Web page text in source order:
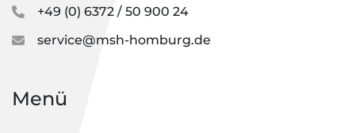
Abrichtanschlag, stufenlos neigbar
Centrofix
Großer Aluminium-Abrichtanschlag
+49 (0) 6372 / 50 900 24
service@msh-homburg.de
Menü